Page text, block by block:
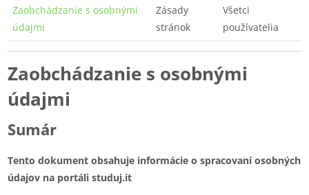
Zaobchádzanie s osobnými
údajmi
Zásady
stránok
Všetci
používatelia
Zaobchádzanie s osobnými
údajmi
Sumár
Tento dokument obsahuje informácie o spracovaní osobných
údajov na portáli studuj.it